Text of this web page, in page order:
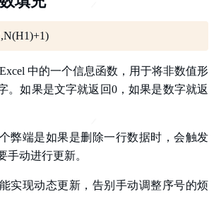
中的一个信息函数，用于将非数值形
。如果是文字就返回0，如果是数字就返
弊端是如果是删除一行数据时，会触发
手动进行更新。
实现动态更新，告别手动调整序号的烦